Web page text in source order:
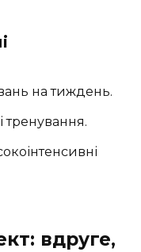
на тиждень.
тренування.
вдруге,